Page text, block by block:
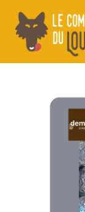
Les produits
chocolat –